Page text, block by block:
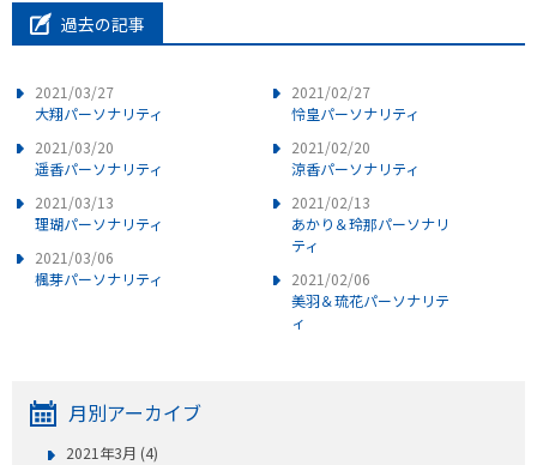
過去の記事
2021/03/27
大翔パーソナリティ
2021/03/20
遥香パーソナリティ
2021/03/13
理瑚パーソナリティ
2021/03/06
楓芽パーソナリティ
2021/02/27
怜皇パーソナリティ
2021/02/20
涼香パーソナリティ
2021/02/13
あかり＆玲那パーソナリ
ティ
2021/02/06
美羽＆琉花パーソナリテ
ィ
月別アーカイブ
2021年3月 (4)